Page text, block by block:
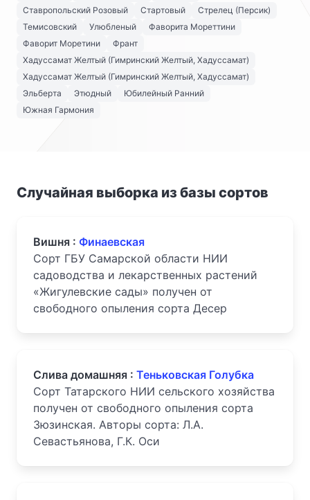
Ставропольский Розовый
Стартовый
Стрелец (Персик)
Темисовский
Улюбленый
Фаворита Мореттини
Фаворит Моретини
Франт
Хадуссамат Желтый (Гимринский Желтый, Хадуссамат)
Хадуссамат Желтый (Гимринский Желтый, Хадуссамат)
Эльберта
Этюдный
Юбилейный Ранний
Южная Гармония
Случайная выборка из базы сортов
Вишня : Финаевская
Сорт ГБУ Самарской области НИИ
садоводства и лекарственных растений
«Жигулевские сады» получен от
свободного опыления сорта Десер
Слива домашняя : Теньковская Голубка
Сорт Татарского НИИ сельского хозяйства
получен от свободного опыления сорта
Зюзинская. Авторы сорта: Л.А.
Севастьянова, Г.К. Оси